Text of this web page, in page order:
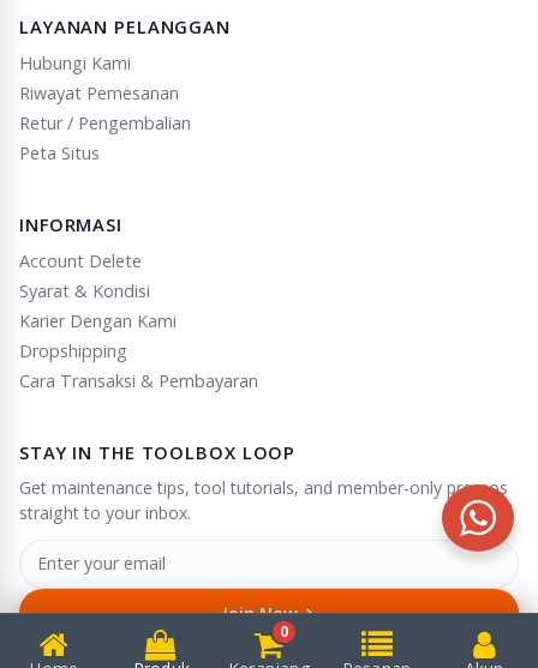
LAYANAN PELANGGAN
Hubungi Kami
Riwayat Pemesanan
Retur / Pengembalian
Peta Situs
INFORMASI
Account Delete
Syarat & Kondisi
Karier Dengan Kami
Dropshipping
Cara Transaksi & Pembayaran
STAY IN THE TOOLBOX LOOP
Get maintenance tips, tool tutorials, and member-only promos
straight to your inbox.
Join Now→
Unsubscribe anytime in one click.
0